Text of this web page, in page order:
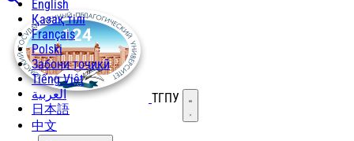
English
Қазақ тілі
Français
Polski
Забони тоҷикӣ
Tiếng Việt
العربية
日本語
中文
ТГПУ Открыть меню